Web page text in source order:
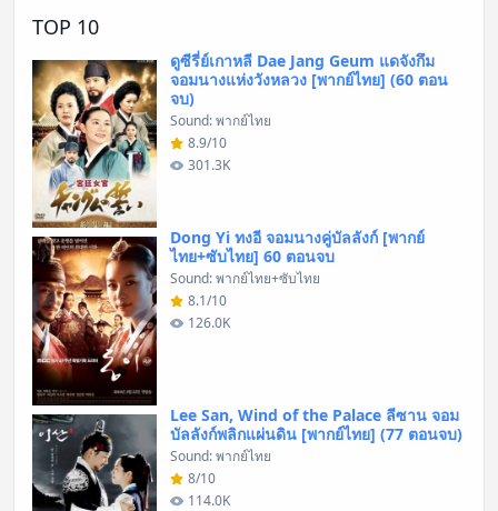
TOP 10
ดูซีรี่ย์เกาหลี Dae Jang Geum แดจังกึม
จอมนางแห่งวังหลวง [พากย์ไทย] (60 ตอน
จบ)
Sound: พากย์ไทย
8.9/10
301.3K
Dong Yi ทงอี จอมนางคู่บัลลังก์ [พากย์
ไทย+ซับไทย] 60 ตอนจบ
Sound: พากย์ไทย+ซับไทย
8.1/10
126.0K
Lee San, Wind of the Palace ลีซาน จอม
บัลลังก์พลิกแผ่นดิน [พากย์ไทย] (77 ตอนจบ)
Sound: พากย์ไทย
8/10
114.0K